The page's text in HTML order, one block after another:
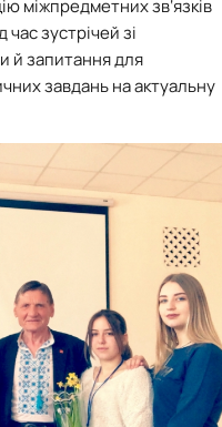
міжпредметних зв‘язків
зустрічей зі
й запитання для
завдань на актуальну